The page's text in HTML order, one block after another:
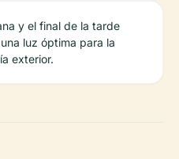
y el final de la tarde
luz óptima para la
exterior.